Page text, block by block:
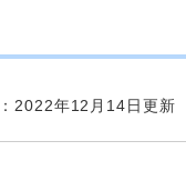
2022年12月14日更新